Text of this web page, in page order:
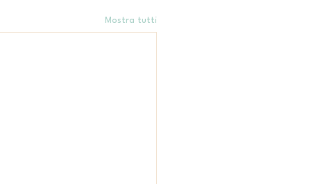
Mostra tutti